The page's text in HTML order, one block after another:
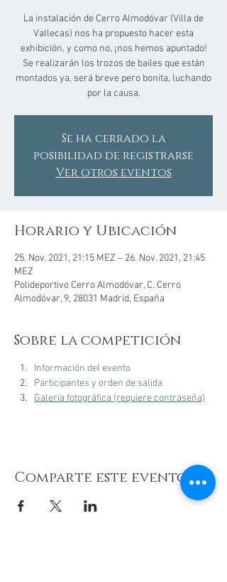
La instalación de Cerro Almodóvar (Villa de
Vallecas) nos ha propuesto hacer esta
exhibición, y como no, ¡nos hemos apuntado!
Se realizarán los trozos de bailes que están
montados ya, será breve pero bonita, luchando
por la causa.
Se ha cerrado la
posibilidad de registrarse
Ver otros eventos
Horario y Ubicación
25. Nov. 2021, 21:15 MEZ – 26. Nov. 2021, 21:45
MEZ
Polideportivo Cerro Almodóvar, C. Cerro
Almodóvar, 9, 28031 Madrid, España
Sobre la competición
Información del evento
Participantes y orden de salida
Galería fotográfica (requiere contraseña)
Comparte este evento